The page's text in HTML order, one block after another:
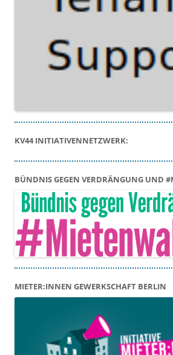
KV44 INITIATIVENNETZWERK:
BÜNDNIS GEGEN VERDRÄNGUNG UND
MIETER:INNEN GEWERKSCHAFT BERLIN